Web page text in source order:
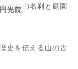
光院
かりの名刹と庭園
史を伝える山の古